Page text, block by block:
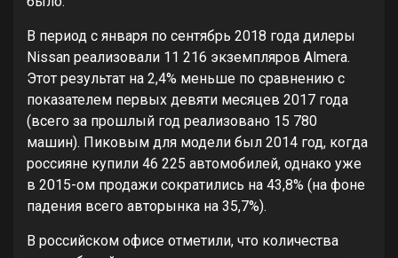
В период с января по сентябрь 2018 года дилеры
Nissan реализовали 11 216 экземпляров Almera.
Этот результат на 2,4% меньше по сравнению с
показателем первых девяти месяцев 2017 года
(всего за прошлый год реализовано 15 780
машин). Пиковым для модели был 2014 год, когда
россияне купили 46 225 автомобилей, однако уже
в 2015-ом продажи сократились на 43,8% (на фоне
падения всего авторынка на 35,7%).
В российском офисе отметили, что количества